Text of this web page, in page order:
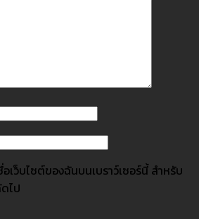
เว็บไซต์ของฉันบนเบราว์เซอร์นี้ สำหรับ
ไป